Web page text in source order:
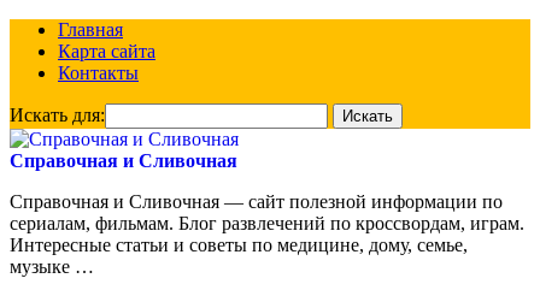
Главная
Карта сайта
Контакты
Искать для:
Справочная и Сливочная
Справочная и Сливочная — сайт полезной информации по
сериалам, фильмам. Блог развлечений по кроссвордам, играм.
Интересные статьи и советы по медицине, дому, семье,
музыке …